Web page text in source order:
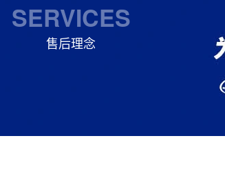
SERVICES
售后理念